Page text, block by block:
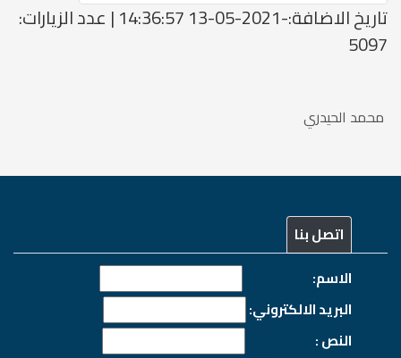
تاريخ الاضافة:-2021-05-13 14:36:57 | عدد الزيارات:
5097
محمد الحيدري
اتصل بنا
الاسم:
البريد الالكتروني:
النص :